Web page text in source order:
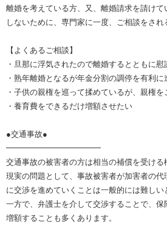
離婚を考えている方、又、離婚請求を請け
しないために、専門家に一度、ご相談をされ
【よくあるご相談】
・旦那に浮気されたので離婚するとともに
・熟年離婚となるが年金分割の調停を有利に
・子供の親権を巡って揉めているが、親権
・養育費をできるだけ増額させたい
●交通事故●
━━━━━━━━━━━━
交通事故の被害者の方は相当の補償を受ける
現実の問題として、事故被害者が加害者の代
に交渉を進めていくことは一般的には難しい
一方で、弁護士を介して交渉することで、
増額することも多くあります。